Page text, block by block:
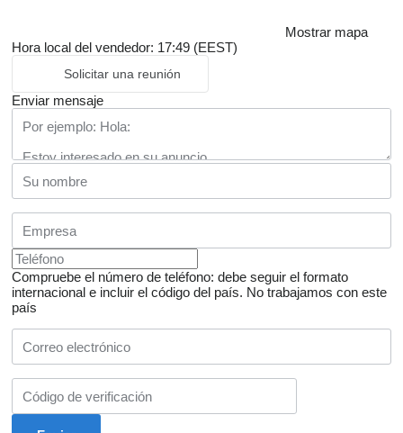
Mostrar mapa
Hora local del vendedor: 17:49 (EEST)
Solicitar una reunión
Enviar mensaje
Compruebe el número de teléfono: debe seguir el formato
internacional e incluir el código del país. No trabajamos con este
país